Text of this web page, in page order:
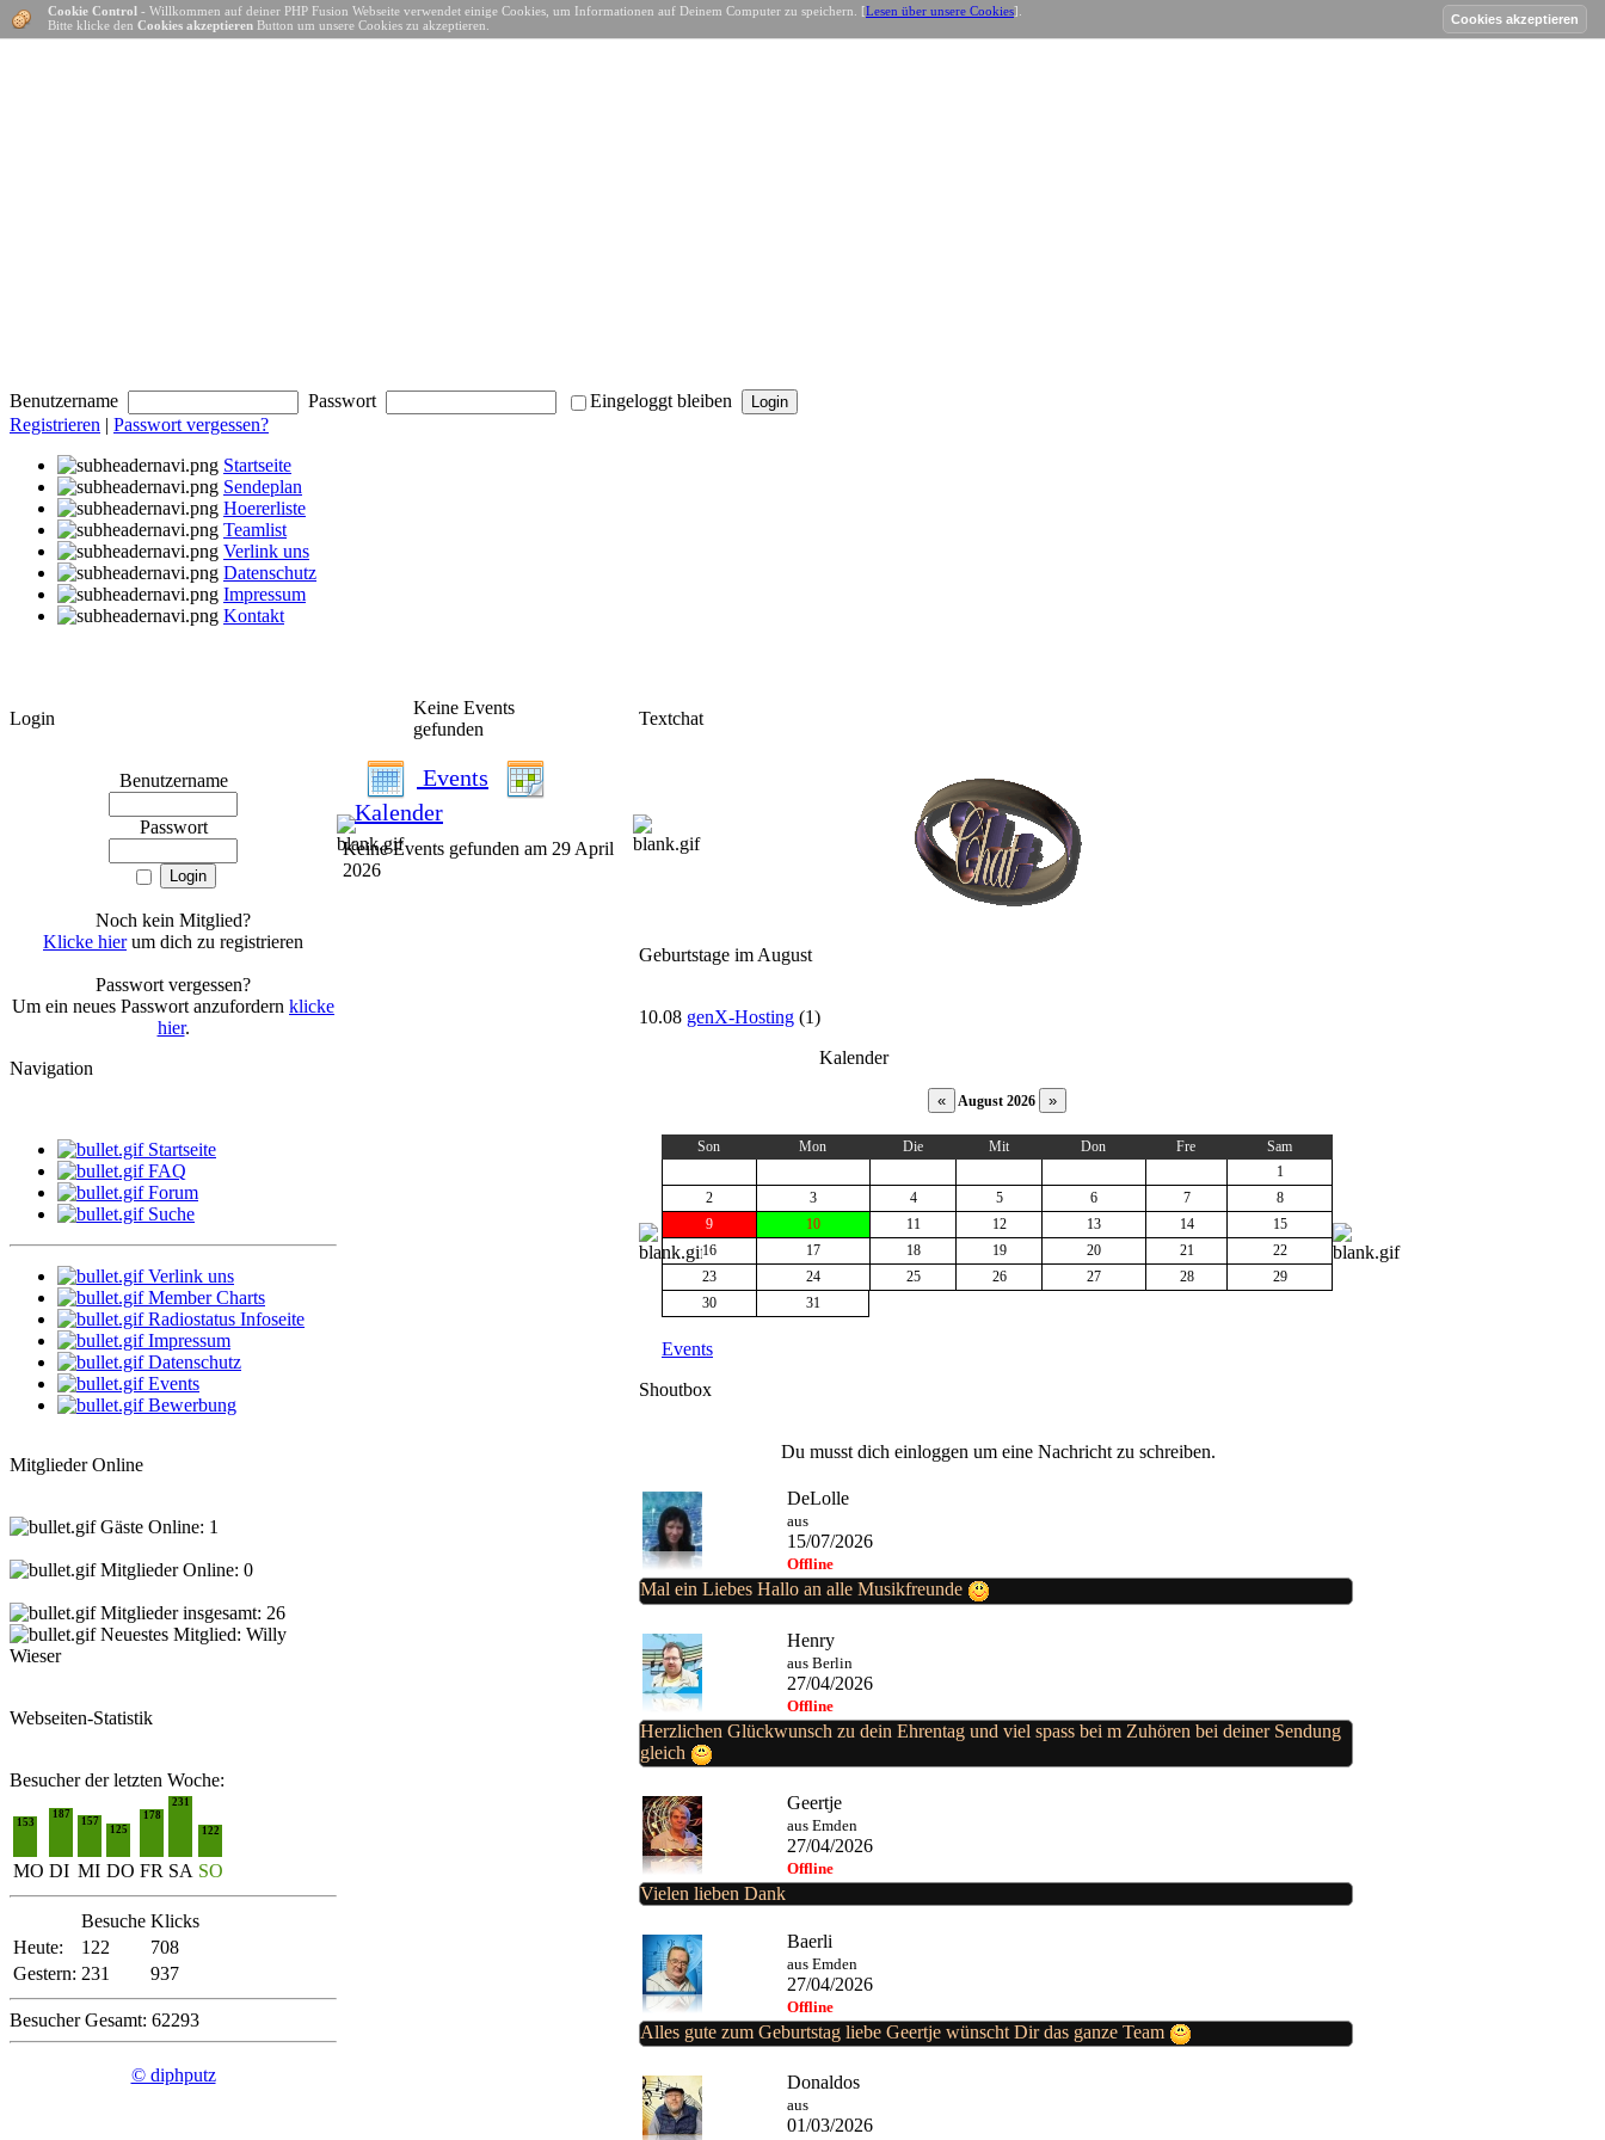
Benutzername Passwort
Eingeloggt bleiben
Registrieren | Passwort vergessen?
Startseite
Sendeplan
Hoererliste
Teamlist
Verlink uns
Datenschutz
Impressum
Kontakt
Login
Benutzername
Passwort
Noch kein Mitglied?
Klicke hierum dich zu registrieren
Passwort vergessen?
Um ein neues Passwort anzufordern klicke
hier.
Navigation
Startseite
FAQ
Forum
Suche
Verlink uns
Member Charts
Radiostatus Infoseite
Impressum
Datenschutz
Events
Bewerbung
Mitglieder Online
Gäste Online: 1
Mitglieder Online: 0
Mitglieder insgesamt: 26
Neuestes Mitglied: Willy
Wieser
Webseiten-Statistik
Besucher der letzten Woche:
153
187
157
125
178
231
122
MO DI MI DO FR SA SO
Besuche Klicks
Heute:
122
708
Gestern: 231 937
Besucher Gesamt: 62293
© diphputz
Keine Events
gefunden
Events
Kalender
Keine Events gefunden am 29 April
2026
Cookie Control - Willkommen auf deiner PHP Fusion Webseite verwendet einige Cookies, um Informationen auf Deinem Computer zu speichern. [Lesen über unsere Cookies].
Bitte klicke den Cookies akzeptieren Button um unsere Cookies zu akzeptieren.
Textchat
Geburtstage im August
10.08 genX-Hosting (1)
Kalender
August 2026
Son Mon Die Mit Don Fre
Sam
1
2
3 4 5 6 7
8
9
10 11 12 13 14
15
16
17 18 19 20 21
22
23
24 25 26 27 28
29
30
31
Events
Shoutbox
Du musst dich einloggen um eine Nachricht zu schreiben.
DeLolle
aus
15/07/2026
Offline
Mal ein Liebes Hallo an alle Musikfreunde
Henry
aus Berlin
27/04/2026
Offline
Herzlichen Glückwunsch zu dein Ehrentag und viel spass bei m Zuhören bei deiner Sendung
gleich
Geertje
aus Emden
27/04/2026
Offline
Vielen lieben Dank
Baerli
aus Emden
27/04/2026
Offline
Alles gute zum Geburtstag liebe Geertje wünscht Dir das ganze Team
Donaldos
aus
01/03/2026